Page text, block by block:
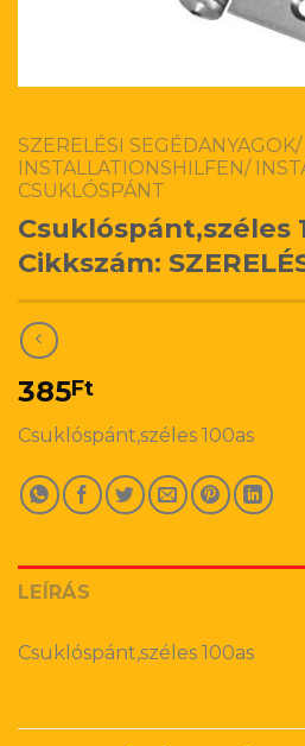
SZERELÉSI SEGÉDANYAGOK/
INSTALLATIONSHILFEN/
CSUKLÓSPÁNT
Csuklóspánt,széles
Cikkszám:
385Ft
Csuklóspánt,széles 100as
LEÍRÁS
Csuklóspánt,széles 100as